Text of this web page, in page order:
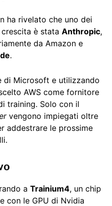
ha rivelato che uno dei
è stata Anthropic,
da Amazon e
.
di Microsoft e utilizzando
AWS come fornitore
training. Solo con il
vengono impiegati oltre
addestrare le prossime
a Trainium4, un chip
con le GPU di Nvidia